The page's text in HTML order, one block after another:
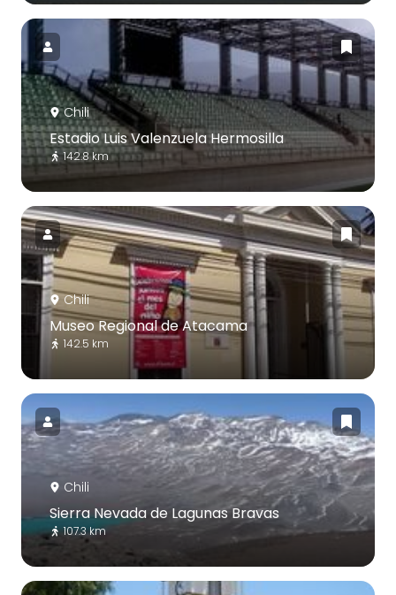
Chili
Estadio Luis Valenzuela Hermosilla
142.8 km
Chili
Museo Regional de Atacama
142.5 km
Chili
Sierra Nevada de Lagunas Bravas
107.3 km